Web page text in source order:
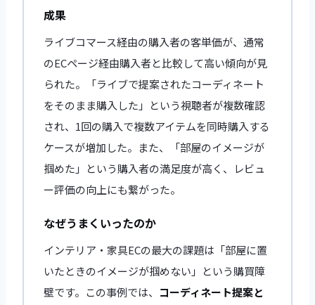
成果
ライブコマース経由の購入者の客単価が、通常
のECページ経由購入者と比較して高い傾向が見
られた。「ライブで提案されたコーディネート
をそのまま購入した」という視聴者が複数確認
され、1回の購入で複数アイテムを同時購入する
ケースが増加した。また、「部屋のイメージが
掴めた」という購入者の満足度が高く、レビュ
ー評価の向上にも繋がった。
なぜうまくいったのか
インテリア・家具ECの最大の課題は「部屋に置
いたときのイメージが掴めない」という購買障
壁です。この事例では、
コーディネート提案と